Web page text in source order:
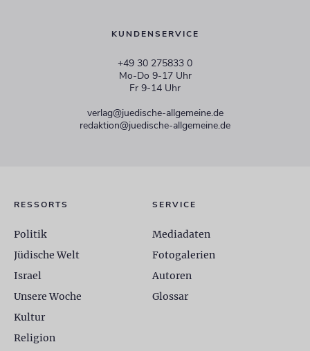
KUNDENSERVICE
+49 30 275833 0
Mo-Do 9-17 Uhr
Fr 9-14 Uhr
verlag@juedische-allgemeine.de
redaktion@juedische-allgemeine.de
RESSORTS
Politik
Jüdische Welt
Israel
Unsere Woche
Kultur
Religion
SERVICE
Mediadaten
Fotogalerien
Autoren
Glossar